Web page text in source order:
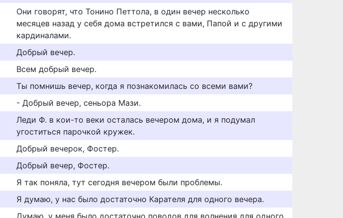
Они говорят, что Тонино Петтола, в один вечер несколько
месяцев назад у себя дома встретился с вами, Папой и с другими
кардиналами.
Добрый вечер.
Всем добрый вечер.
Ты помнишь вечер, когда я познакомилась со всеми вами?
- Добрый вечер, сеньора Мази.
Леди Ф. в кои-то веки осталась вечером дома, и я подумал
угоститься парочкой кружек.
Добрый вечерок, Фостер.
Добрый вечер, Фостер.
Я так поняла, тут сегодня вечером были проблемы.
Я думаю, у нас было достаточно Карателя для одного вечера.
Думаю, у меня было достаточно поводов для волнения для одного